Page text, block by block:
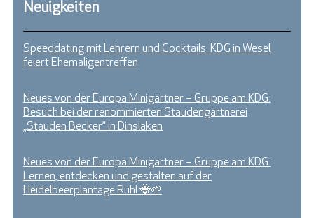
Neuigkeiten
Speeddating mit Lehrern und Cocktails: KDG in Wesel
feiert Ehemaligentreffen
Neues von der Europa Minigärtner – Gruppe am KDG:
Besuch bei der renommierten Staudengärtnerei
„Stauden Becker“ in Dinslaken
Neues von der Europa Minigärtner – Gruppe am KDG:
Lernen, entdecken und gestalten auf der
Heidelbeerplantage Rühl 🐝🌱